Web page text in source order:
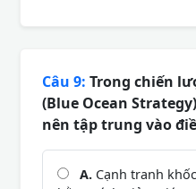
Câu 9: Trong chiến
(Blue Ocean
nên tập trung vào
A. Cạnh tranh